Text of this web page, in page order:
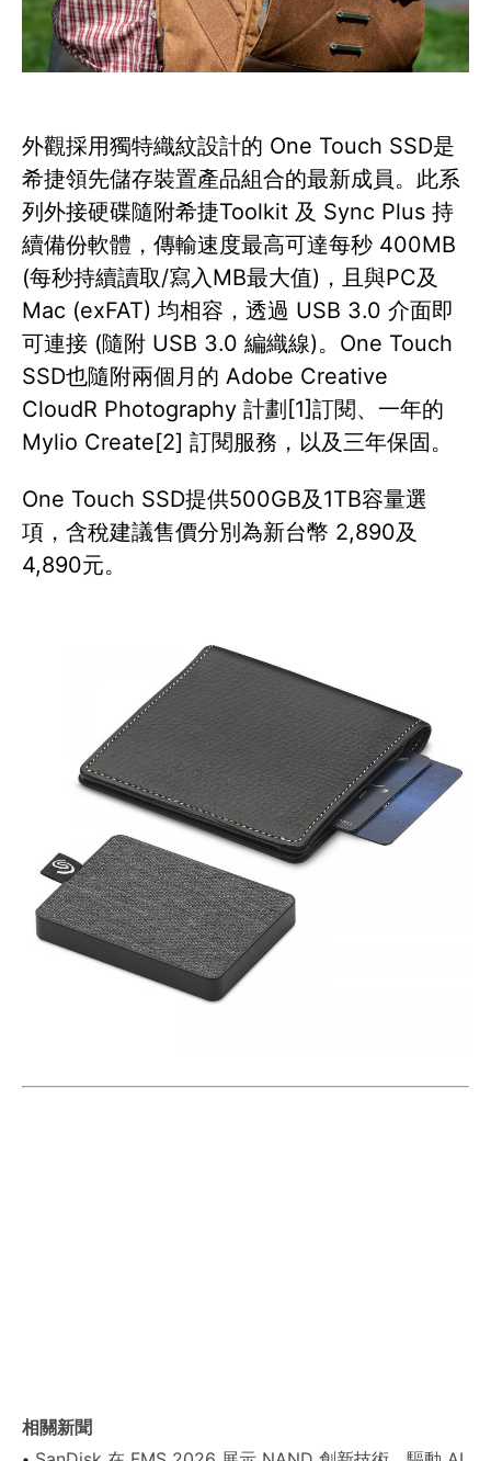
外觀採用獨特織紋設計的 One Touch SSD是
希捷領先儲存裝置產品組合的最新成員。此系
列外接硬碟隨附希捷Toolkit 及 Sync Plus 持
續備份軟體，傳輸速度最高可達每秒 400MB
(每秒持續讀取/寫入MB最大值)，且與PC及
Mac (exFAT) 均相容，透過 USB 3.0 介面即
可連接 (隨附 USB 3.0 編織線)。One Touch
SSD也隨附兩個月的 Adobe Creative
CloudR Photography 計劃[1]訂閱、一年的
Mylio Create[2] 訂閱服務，以及三年保固。
One Touch SSD提供500GB及1TB容量選
項，含稅建議售價分別為新台幣 2,890及
4,890元。
相關新聞